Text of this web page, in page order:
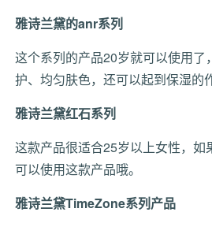
雅诗兰黛的anr系列
这个系列的产品20岁就可以使用
护、均匀肤色，还可以起到保湿的
雅诗兰黛红石系列
这款产品很适合25岁以上女性，
可以使用这款产品哦。
雅诗兰黛TimeZone系列产品